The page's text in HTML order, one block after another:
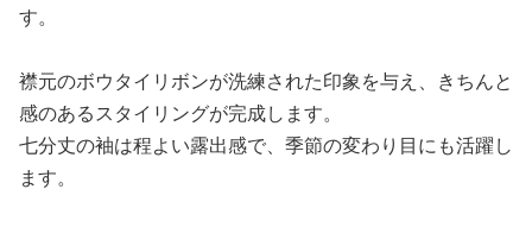
す。
襟元のボウタイリボンが洗練された印象を与え、きちんと
感のあるスタイリングが完成します。
七分丈の袖は程よい露出感で、季節の変わり目にも活躍し
ます。